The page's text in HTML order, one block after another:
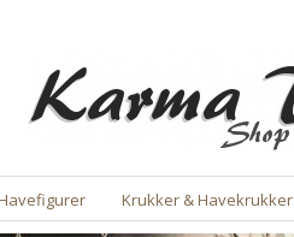
Krukker & Havekrukker